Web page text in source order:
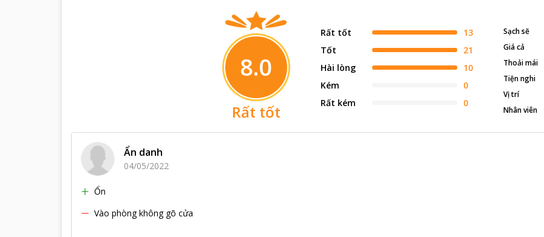
8.0
Rất tốt
Rất tốt
13
Tốt
21
Hài lòng
10
Kém
0
Rất kém
0
Sạch sẽ
Giá cả
Thoải mái
Tiện nghi
Vị trí
Nhân viên
Ẩn danh
04/05/2022
Ổn
Vào phòng không gõ cửa